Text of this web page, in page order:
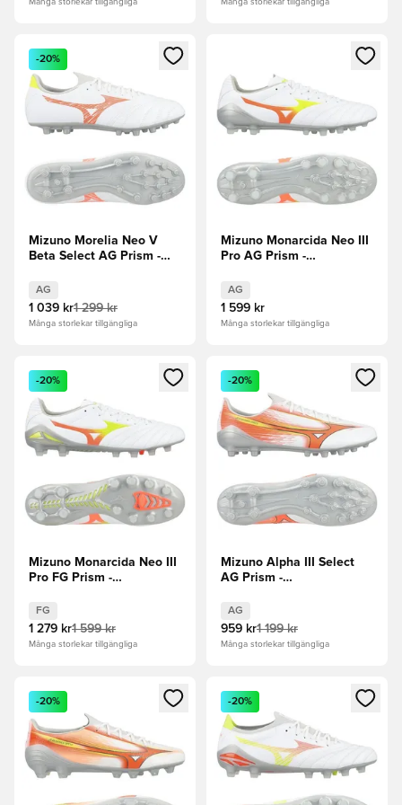
Många storlekar tillgängliga Många storlekar tillgängliga
Öppnar en Modal för att logga in eller registrera dig som
-20%
Mizuno Morelia Neo V
Beta Select AG Prism -
AG
1 039 kr1 299 kr
Många storlekar tillgängliga
Öppnar en Modal för att
Mizuno Monarcida Neo III
Pro AG Prism -
AG
1 599 kr
Många storlekar tillgängliga
Öppnar en Modal för att logga in eller registrera dig som
-20%
Mizuno Monarcida Neo III
Pro FG Prism -
FG
1 279 kr1 599 kr
Många storlekar tillgängliga
Öppnar en Modal för att
-20%
Mizuno Alpha III Select
AG Prism -
AG
959 kr1 199 kr
Många storlekar tillgängliga
Öppnar en Modal för att logga in eller registrera dig som
-20%
Öppnar en Modal för att
-20%